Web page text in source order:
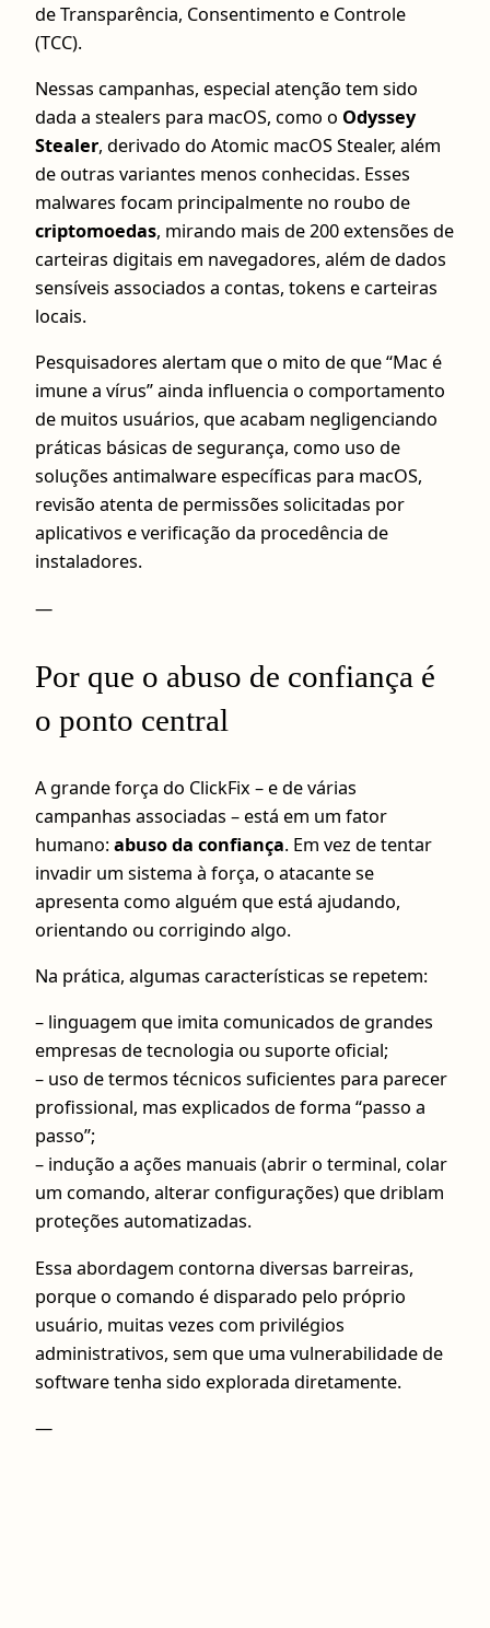
de Transparência, Consentimento e Controle
(TCC).
Nessas campanhas, especial atenção tem sido
dada a stealers para macOS, como o Odyssey
Stealer, derivado do Atomic macOS Stealer, além
de outras variantes menos conhecidas. Esses
malwares focam principalmente no roubo de
criptomoedas, mirando mais de 200 extensões de
carteiras digitais em navegadores, além de dados
sensíveis associados a contas, tokens e carteiras
locais.
Pesquisadores alertam que o mito de que “Mac é
imune a vírus” ainda influencia o comportamento
de muitos usuários, que acabam negligenciando
práticas básicas de segurança, como uso de
soluções antimalware específicas para macOS,
revisão atenta de permissões solicitadas por
aplicativos e verificação da procedência de
instaladores.
—
Por que o abuso de confiança é
o ponto central
A grande força do ClickFix – e de várias
campanhas associadas – está em um fator
humano:abuso da confiança. Em vez de tentar
invadir um sistema à força, o atacante se
apresenta como alguém que está ajudando,
orientando ou corrigindo algo.
Na prática, algumas características se repetem:
– linguagem que imita comunicados de grandes
empresas de tecnologia ou suporte oficial;
– uso de termos técnicos suficientes para parecer
profissional, mas explicados de forma “passo a
passo”;
– indução a ações manuais (abrir o terminal, colar
um comando, alterar configurações) que driblam
proteções automatizadas.
Essa abordagem contorna diversas barreiras,
porque o comando é disparado pelo próprio
usuário, muitas vezes com privilégios
administrativos, sem que uma vulnerabilidade de
software tenha sido explorada diretamente.
—